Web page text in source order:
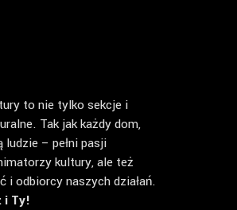
to nie tylko sekcje i
Tak jak każdy dom,
– pełni pasji
kultury, ale też
i odbiorcy naszych działań.
i Ty!